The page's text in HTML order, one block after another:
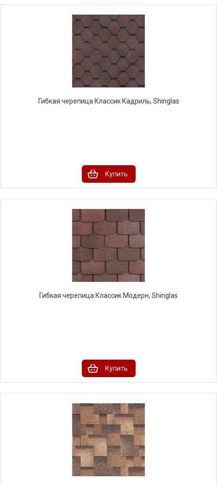
Гибкая черепица Классик Кадриль, Shinglas
Купить
Гибкая черепица Классик Модерн, Shinglas
Купить